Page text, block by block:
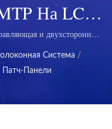
На LC
|
Wire
и двухсторонние
Система /
Патч-Панели